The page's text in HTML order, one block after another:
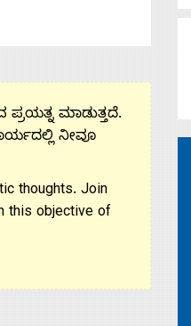
ಪ್ರಯತ್ನ ಮಾಡುತ್ತದೆ.
ನೀವೂ
thoughts. Join
this objective of